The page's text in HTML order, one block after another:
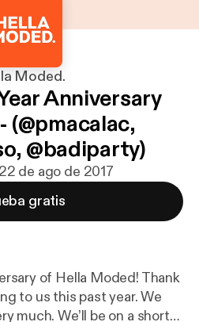
Moded.
Anniversary
(@pmacalac,
@badiparty)
22 de ago de 2017
gratis
of Hella Moded! Thank
to us this past year. We
much. We’ll be on a short